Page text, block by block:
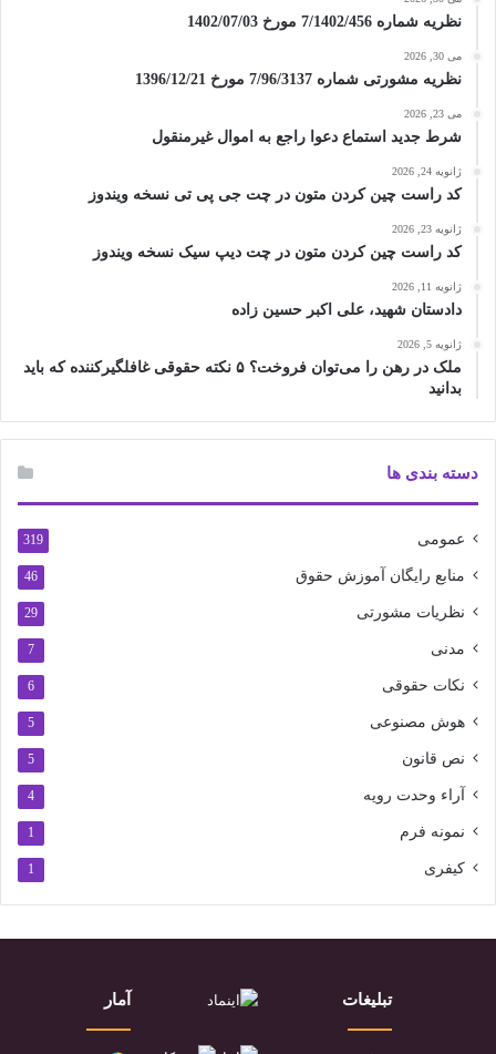
نظریه شماره 7/1402/456 مورخ 1402/07/03
می 30, 2026
نظریه مشورتی شماره 7/96/3137 مورخ 1396/12/21
می 23, 2026
شرط جدید استماع دعوا راجع به اموال غیرمنقول
ژانویه 24, 2026
کد راست چین کردن متون در چت جی پی تی نسخه ویندوز
ژانویه 23, 2026
کد راست چین کردن متون در چت دیپ سیک نسخه ویندوز
ژانویه 11, 2026
دادستان شهید، علی اکبر حسین زاده
ژانویه 5, 2026
ملک در رهن را می‌توان فروخت؟ ۵ نکته حقوقی غافلگیرکننده که باید
بدانید
دسته بندی ها
عمومی 319
منابع رایگان آموزش حقوق 46
نظریات مشورتی 29
مدنی 7
نکات حقوقی 6
هوش مصنوعی 5
نص قانون 5
آراء وحدت رویه 4
نمونه فرم 1
کیفری 1
تبلیغات آمار